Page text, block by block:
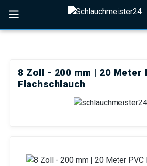
Zum Hauptinhalt springen
8 Zoll - 200 mm | 20 Meter
Flachschlauch